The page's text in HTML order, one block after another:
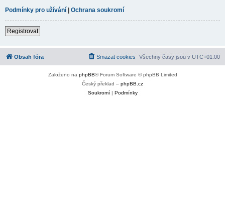
Podmínky pro užívání | Ochrana soukromí
Registrovat
Obsah fóra Všechny časy jsou v UTC+01:00
Smazat cookies
Založeno na phpBB® Forum Software © phpBB Limited
Český překlad – phpBB.cz
Soukromí| Podmínky